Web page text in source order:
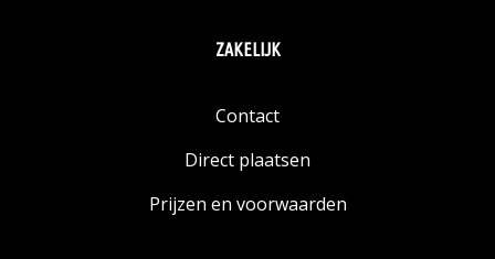
ZAKELIJK
Contact
Direct plaatsen
Prijzen en voorwaarden